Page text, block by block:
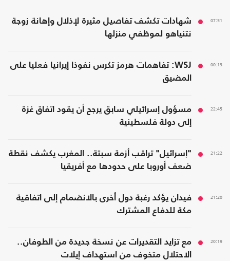
07:51
شهادات تكشف تفاصيل مثيرة لإذلال وإهانة زوجة
نتنياهو لموظفي منزلها
00:13
WSJ: تفاهمات هرمز تكرس نفوذا إيرانيا فعليا على
المضيق
22:45
مسؤول إسرائيلي سابق يرجح أن يقود اتفاق غزة
إلى دولة فلسطينية
21:22
"إسرائيل" تراقب أزمة سبتة.. المغرب يكشف نقطة
ضعف أوروبا على حدودها مع أفريقيا
21:20
فيدان يؤكد رغبة دول أخرى بالانضمام إلى اتفاقية
مكة للدفاع المشترك
20:19
مع تزايد التقديرات عن نسخة جديدة من الطوفان..
الاحتلال متخوف من استهداف إيلات